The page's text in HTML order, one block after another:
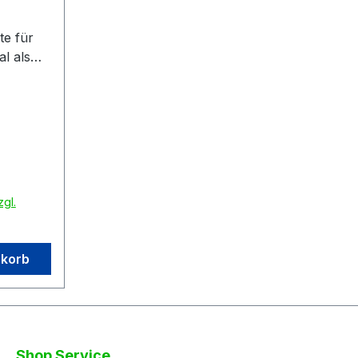
für
als
260g